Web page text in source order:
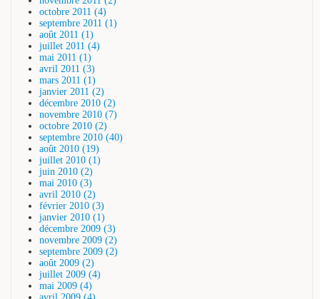
octobre 2011 (4)
septembre 2011 (1)
août 2011 (1)
juillet 2011 (4)
mai 2011 (1)
avril 2011 (3)
mars 2011 (1)
janvier 2011 (2)
décembre 2010 (2)
novembre 2010 (7)
octobre 2010 (2)
septembre 2010 (40)
août 2010 (19)
juillet 2010 (1)
juin 2010 (2)
mai 2010 (3)
avril 2010 (2)
février 2010 (3)
janvier 2010 (1)
décembre 2009 (3)
novembre 2009 (2)
septembre 2009 (2)
août 2009 (2)
juillet 2009 (4)
mai 2009 (4)